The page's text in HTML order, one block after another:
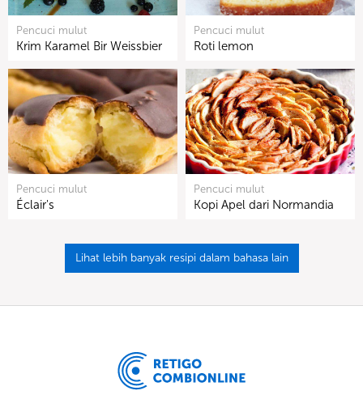
Pencuci mulut
Krim Karamel Bir Weissbier
Pencuci mulut
Roti lemon
Pencuci mulut
Éclair's
Pencuci mulut
Kopi Apel dari Normandia
Lihat lebih banyak resipi dalam bahasa lain